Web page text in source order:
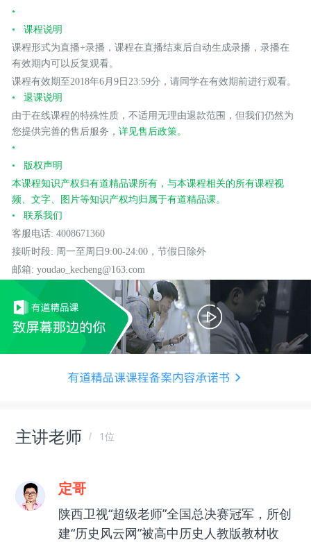
课程说明
课程形式为直播+录播，课程在直播结束后自动生成录播，录播在
有效期内可以反复观看。
课程有效期至2018年6月9日23:59分，请同学在有效期前进行观看。
退课说明
由于在线课程的特殊性质，不适用无理由退款范围，但我们仍然为
您提供完善的售后服务，详见售后政策。
版权声明
本课程知识产权归有道精品课所有，与本课程相关的所有课程视
频、文字、图片等知识产权均归属于有道精品课。
联系我们
客服电话: 4008671360
接听时段: 周一至周日9:00-24:00，节假日除外
邮箱: youdao_kecheng@163.com
主讲老师 1位
定哥
陕西卫视“超级老师”全国总决赛冠军，所创
建“历史风云网”被高中历史人教版教材收